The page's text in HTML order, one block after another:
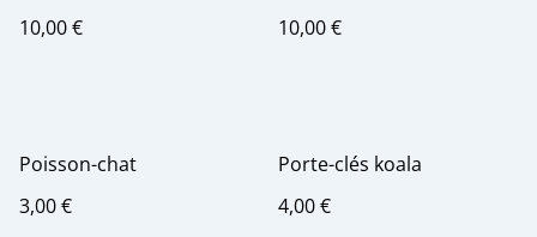
10,00 €
10,00 €
Poisson-chat
3,00 €
Porte-clés koala
4,00 €